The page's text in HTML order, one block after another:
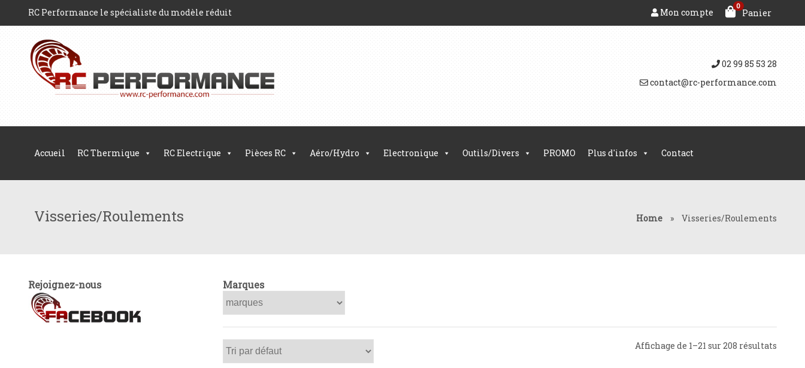
RC Performance le spécialiste du modèle réduit
0
Panier
Mon compte
02 99 85 53 28
contact@rc-performance.com
Accueil RC Thermique RC Electrique Pièces RC Aéro/Hydro Electronique Outils/Divers PROMO Plus d'infos Contact
Visseries/Roulements Home » Visseries/Roulements
Rejoignez-nous Marques
Affichage de 1–21 sur 208 résultats